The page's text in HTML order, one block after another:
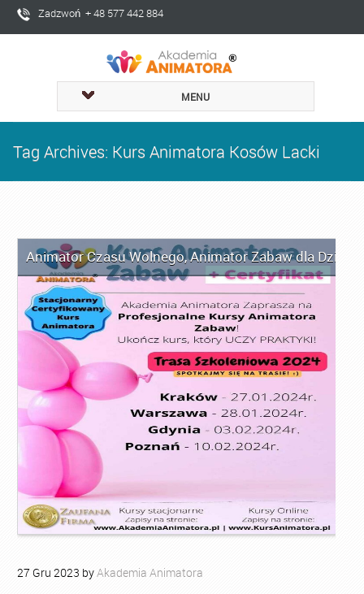
Zadzwoń + 48 577 442 884
MENU
Tag Archives: Kurs Animatora Kosów Lacki
Animator Czasu Wolnego,Animator Zabaw dla Dzieci
27 Gru 2023 byAkademia Animatora